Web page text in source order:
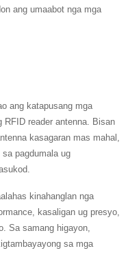
ang umaabot nga mga
ang katapusang mga
RFID reader antenna. Bisan
kasagaran mas mahal,
pagdumala ug
kinahanglan nga
kasaligan ug presyo,
Sa samang higayon,
sa mga